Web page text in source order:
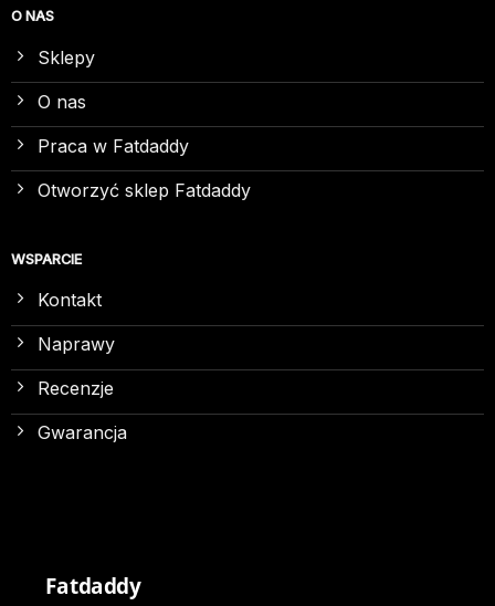
O NAS
Sklepy
O nas
Praca w Fatdaddy
Otworzyć sklep Fatdaddy
WSPARCIE
Kontakt
Naprawy
Recenzje
Gwarancja
Fatdaddy